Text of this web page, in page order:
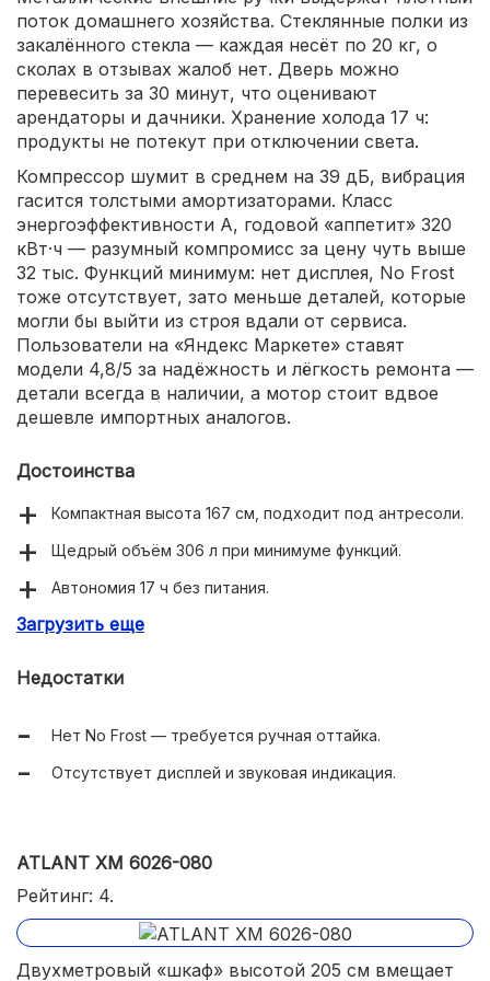
поток домашнего хозяйства. Стеклянные полки из
закалённого стекла — каждая несёт по 20 кг, о
сколах в отзывах жалоб нет. Дверь можно
перевесить за 30 минут, что оценивают
арендаторы и дачники. Хранение холода 17 ч:
продукты не потекут при отключении света.
Компрессор шумит в среднем на 39 дБ, вибрация
гасится толстыми амортизаторами. Класс
энергоэффективности A, годовой «аппетит» 320
кВт·ч — разумный компромисс за цену чуть выше
32 тыс. Функций минимум: нет дисплея, No Frost
тоже отсутствует, зато меньше деталей, которые
могли бы выйти из строя вдали от сервиса.
Пользователи на «Яндекс Маркете» ставят
модели 4,8/5 за надёжность и лёгкость ремонта —
детали всегда в наличии, а мотор стоит вдвое
дешевле импортных аналогов.
Достоинства
Компактная высота 167 см, подходит под антресоли.
Щедрый объём 306 л при минимуме функций.
Автономия 17 ч без питания.
Стеклянные полки (20 кг) и металлические ручки.
Загрузить еще
Недостатки
Нет No Frost — требуется ручная оттайка.
Отсутствует дисплей и звуковая индикация.
ATLANT ХМ 6026-080
Рейтинг: 4.
Двухметровый «шкаф» высотой 205 см вмещает